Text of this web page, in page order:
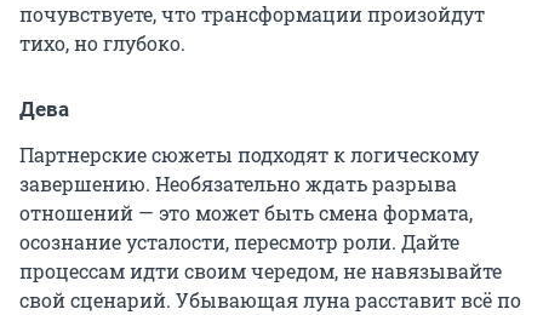
почувствуете, что трансформации произойдут
тихо, но глубоко.
Дева
Партнерские сюжеты подходят к логическому
завершению. Необязательно ждать разрыва
отношений — это может быть смена формата,
осознание усталости, пересмотр роли. Дайте
процессам идти своим чередом, не навязывайте
свой сценарий. Убывающая луна расставит всё по